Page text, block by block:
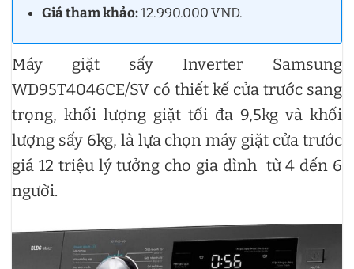
Giá tham khảo:12.990.000 VND.
Máy giặt sấy Inverter Samsung
WD95T4046CE/SV có thiết kế cửa trước sang
trọng, khối lượng giặt tối đa 9,5kg và khối
lượng sấy 6kg, là lựa chọn máy giặt cửa trước
giá 12 triệu lý tưởng cho gia đình từ 4 đến 6
người.